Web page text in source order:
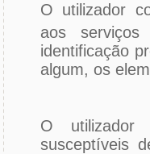
O utilizador
aos serviços
identificação
algum, os
O utilizador
susceptíveis